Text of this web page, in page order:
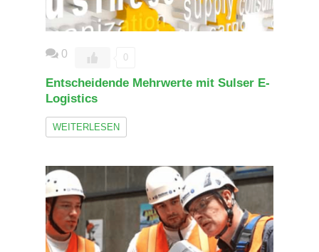
0 0
Entscheidende Mehrwerte mit Sulser E-
Logistics
WEITERLESEN